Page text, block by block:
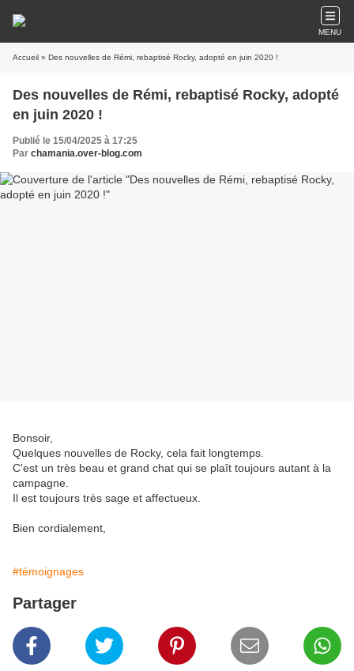
MENU
Accueil » Des nouvelles de Rémi, rebaptisé Rocky, adopté en juin 2020 !
Des nouvelles de Rémi, rebaptisé Rocky, adopté
en juin 2020 !
Publié le 15/04/2025 à 17:25
Par chamania.over-blog.com
Bonsoir,
Quelques nouvelles de Rocky, cela fait longtemps.
C'est un très beau et grand chat qui se plaît toujours autant à la
campagne.
Il est toujours très sage et affectueux.
Bien cordialement,
#témoignages
Partager